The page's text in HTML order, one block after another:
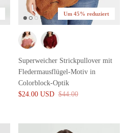
Um 45% reduziert
Superweicher Strickpullover mit
Fledermausflügel-Motiv in
Colorblock-Optik
$24.00 USD $44.00